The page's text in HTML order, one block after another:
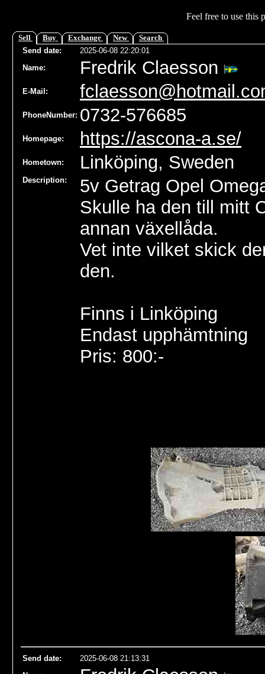
Feel free to use this
Sell Buy Exchange New
Search
Send date:
2025-06-08 22:20:01
Name: Fredrik Claesson
E-Mail:
PhoneNumber: 0732-576685
Homepage: https://ascona-a.se/
Hometown: Linköping, Sweden
Description:
5v Getrag Opel
Skulle ha den till mitt
annan växellåda.
Vet inte vilket skick
den.
Finns i Linköping
Endast upphämtning
Pris: 800:-
Send date:
2025-06-08 21:13:31